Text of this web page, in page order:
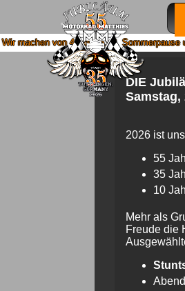
Sommerpause und sind ab 18.08.
DIE
Samstag,
2026 ist
55
35
10
Mehr als
Freude die